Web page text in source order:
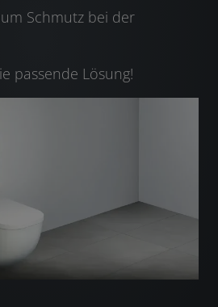
Schmutz bei der
passende Lösung!